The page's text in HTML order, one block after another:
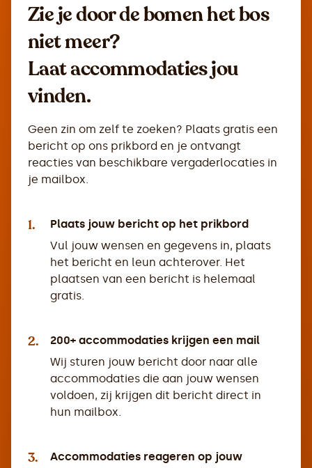
Zie je door de bomen het bos
niet meer?
Laat accommodaties jou
vinden.
Geen zin om zelf te zoeken? Plaats gratis een
bericht op ons prikbord en je ontvangt
reacties van beschikbare vergaderlocaties in
je mailbox.
1.
Plaats jouw bericht op het prikbord
Vul jouw wensen en gegevens in, plaats
het bericht en leun achterover. Het
plaatsen van een bericht is helemaal
gratis.
2.
200+ accommodaties krijgen een mail
Wij sturen jouw bericht door naar alle
accommodaties die aan jouw wensen
voldoen, zij krijgen dit bericht direct in
hun mailbox.
3.
Accommodaties reageren op jouw